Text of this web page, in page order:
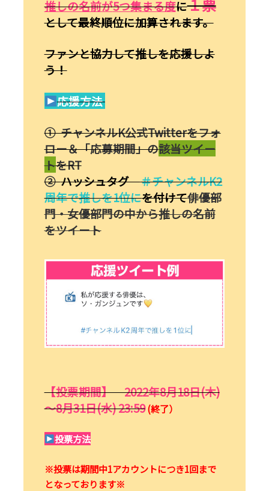
推しの名前が5つ集まる度に１票
として最終順位に加算されます。
ファンと協力して推しを応援しよ
う！
応援方法
① チャンネルK公式Twitterをフォ
ロー＆「応募期間」の該当ツイー
トをRT
②ハッシュタグ＃チャンネルK2
周年で推しを1位にを付けて俳優部
門・女優部門の中から推しの名前
をツイート
【投票期間】 2022年8月18日(木)
～8月31日(水) 23:59 (終了）
投票方法
※投票は期間中1アカウントにつき1回まで
となっております※